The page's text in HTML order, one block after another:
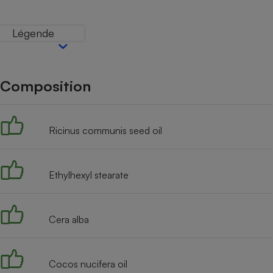
Légende
Composition
Ricinus communis seed oil
Ethylhexyl stearate
Cera alba
Cocos nucifera oil